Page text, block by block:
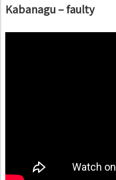
Kabanagu – faulty